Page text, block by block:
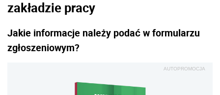
zakładzie pracy
Jakie informacje należy podać w formularzu
zgłoszeniowym?
AUTOPROMOCJA